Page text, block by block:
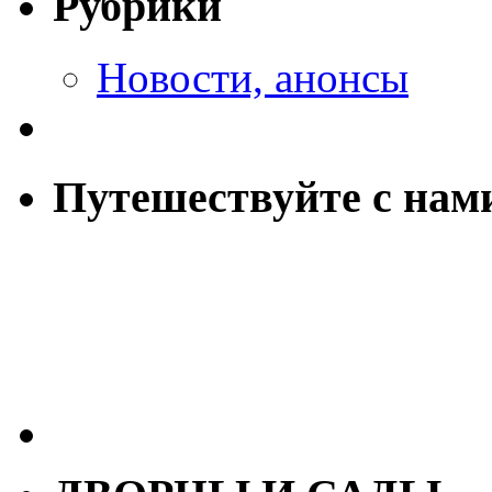
Новости, анонсы
Путешествуйте с